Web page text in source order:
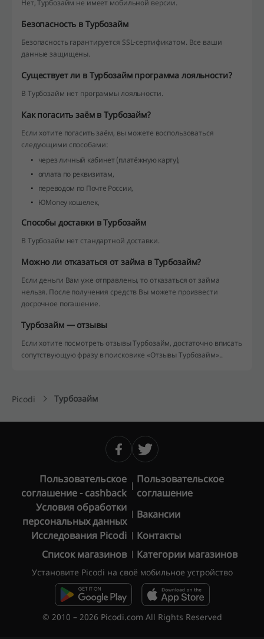
Нет, Турбозайм не имеет мобильной версии.
Безопасность в Турбозайм
Безопасность гарантируется SSL-сертификатом. Все ваши
данные защищены.
Существует ли в Турбозайм программа лояльности?
В Турбозайм нет программы лояльности.
Как погасить заём в Турбозайм?
Если хотите погасить заём, вы можете воспользоваться
следующими способами:
через личный кабинет (платёжную карту),
оплата по реквизитам,
переводом по Почте России,
ЮMoney кошелек,
Способы доставки в Турбозайм
В Турбозайм нет стандартной доставки.
Можно ли отказаться от займа в Турбозайм?
Если деньги Вам уже отправлены, то отказаться от займа
нельзя. После получения средств Вы можете произвести
досрочное погашение.
Турбозайм — отзывы
Если хотите посмотреть отзывы Турбозайм, достаточно вписать
сопутствующую фразу в поисковике «Отзывы Турбозайм»..
Picodi Турбозайм
Пользовательское
соглашение - cashback
Пользовательское
соглашение
Условия обработки
персональных данных
Вакансии
Исследования Picodi
Контакты
Список магазинов
Категории магазинов
Установите Picodi на своё мобильное устройство
© 2010 – 2026 Picodi.com All Rights Reserved